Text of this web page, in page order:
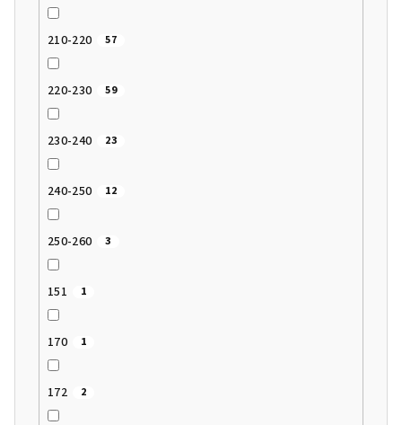
210-220 57
220-230 59
230-240 23
240-250 12
250-260 3
151 1
170 1
172 2